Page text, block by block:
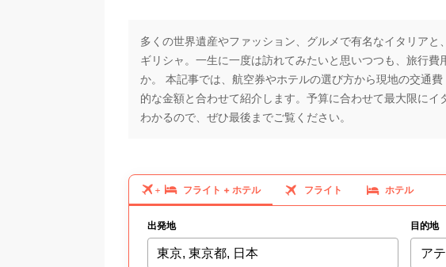
多くの世界遺産やファッション、グルメで有名なイタリア
ギリシャ。一生に一度は訪れてみたいと思いつつも、旅行費
か。 本記事では、航空券やホテルの選び方から現地の交通
的な金額と合わせて紹介します。予算に合わせて最大限に
わかるので、ぜひ最後までご覧ください。
+ フライト +ホテル フライト ホテル
出発地
東京, 東京都, 日本
目的地
ア